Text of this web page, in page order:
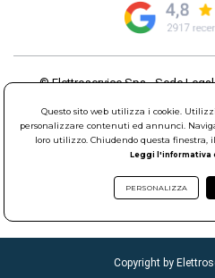
© Elettroservice Spa - Sede
Partita Iva: 01586761007 - Codice
Sociale 1.600.000,00 Euro i.v.
Roma REA:
Scalo (RM) -
Copyright by
Questo sito web utilizza i cookie.
personalizzare contenuti ed annunci.
loro utilizzo. Chiudendo questa finestra,
Leggi l'informativa
PERSONALIZZA